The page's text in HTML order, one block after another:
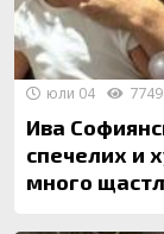
Ива
спечелих и
много
юли 04 7749